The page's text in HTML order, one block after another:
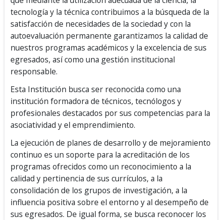
tecnología y la técnica contribuimos a la búsqueda de la
satisfacción de necesidades de la sociedad y con la
autoevaluación permanente garantizamos la calidad de
nuestros programas académicos y la excelencia de sus
egresados, así como una gestión institucional
responsable.
Esta Institución busca ser reconocida como una
institución formadora de técnicos, tecnólogos y
profesionales destacados por sus competencias para la
asociatividad y el emprendimiento.
La ejecución de planes de desarrollo y de mejoramiento
continuo es un soporte para la acreditación de los
programas ofrecidos como un reconocimiento a la
calidad y pertinencia de sus currículos, a la
consolidación de los grupos de investigación, a la
influencia positiva sobre el entorno y al desempeño de
sus egresados. De igual forma, se busca reconocer los